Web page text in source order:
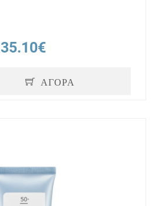
35.10€
ΑΓΟΡΑ